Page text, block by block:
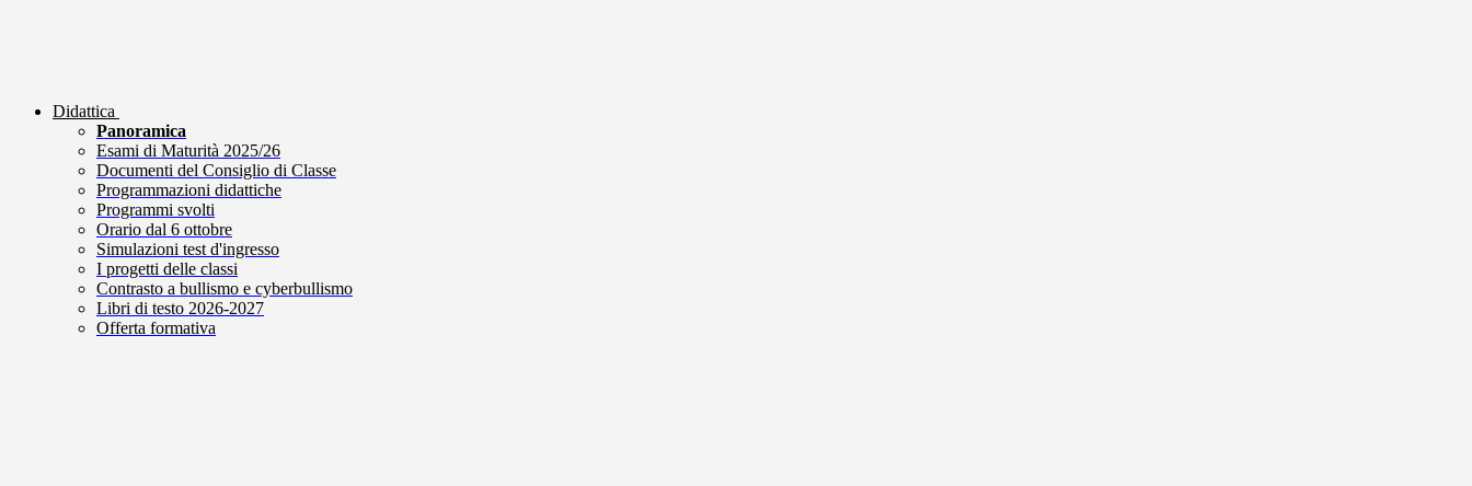
Didattica
Panoramica
Esami di Maturità 2025/26
Documenti del Consiglio di Classe
Programmazioni didattiche
Programmi svolti
Orario dal 6 ottobre
Simulazioni test d'ingresso
I progetti delle classi
Contrasto a bullismo e cyberbullismo
Libri di testo 2026-2027
Offerta formativa